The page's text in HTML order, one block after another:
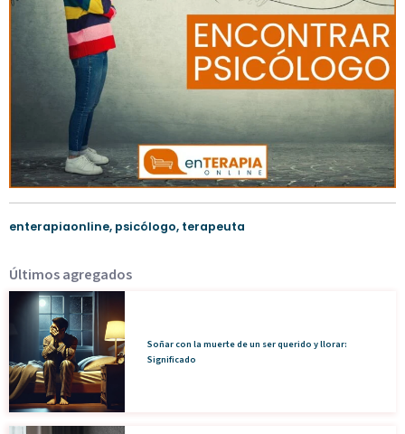
enterapiaonline, psicólogo, terapeuta
Últimos agregados
Soñar con la muerte de un ser querido y llorar:
Significado